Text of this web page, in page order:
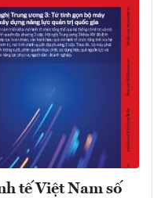
tế Việt Nam số